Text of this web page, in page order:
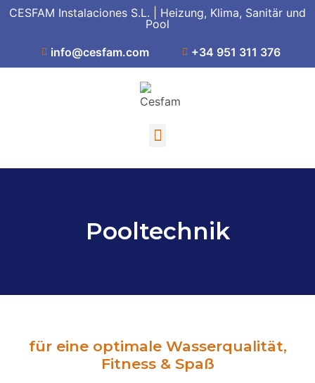
CESFAM Instalaciones S.L. | Heizung, Klima, Sanitär und
Pool
info@cesfam.com
+34 951 311 376
Pooltechnik
für eine optimale Wasserqualität,
Fitness & Spaß